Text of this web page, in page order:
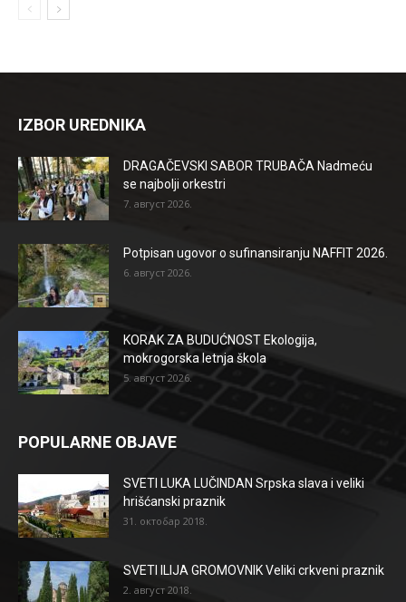
IZBOR UREDNIKA
DRAGAČEVSKI SABOR TRUBAČA Nadmeću
se najbolji orkestri
7. август 2026.
Potpisan ugovor o sufinansiranju NAFFIT 2026.
6. август 2026.
KORAK ZA BUDUĆNOST Ekologija,
mokrogorska letnja škola
5. август 2026.
POPULARNE OBJAVE
SVETI LUKA LUČINDAN Srpska slava i veliki
hrišćanski praznik
31. октобар 2018.
SVETI ILIJA GROMOVNIK Veliki crkveni praznik
2. август 2018.